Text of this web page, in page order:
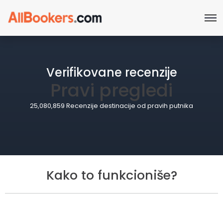
Verifikovane recenzije
Pravi pregledi
25,080,859 Recenzije destinacije od pravih putnika
Kako to funkcioniše?